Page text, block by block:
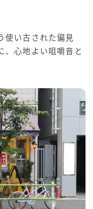
使い古された偏見
、心地よい咀嚼音と